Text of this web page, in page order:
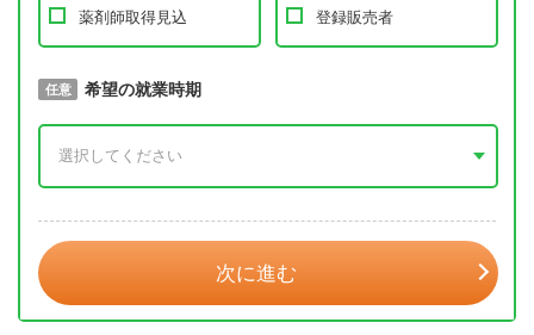
薬剤師取得見込 登録販売者
必須 取得予定年
任意 希望の就業時期
次に進む